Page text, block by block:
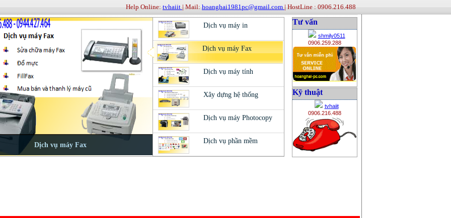
Help Online: tvhaiit | Mail: hoanghai1981pc@gmail.com | HostLine : 0906.216.488
Tư vấn
shmily0511
0906.259.288
Kỹ thuật
tvhaiit
0906.216.488